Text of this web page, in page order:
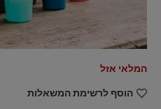
המלאי אזל
הוסף לרשימת המשאלות